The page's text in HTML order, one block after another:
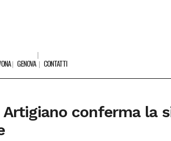
GENOVA CONTATTI
conferma la